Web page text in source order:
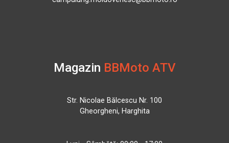
Magazin BBMoto ATV
Str. Nicolae Bălcescu Nr. 100
Gheorgheni, Harghita